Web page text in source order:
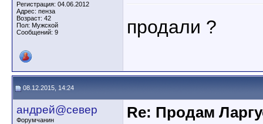
Регистрация: 04.06.2012
Адрес: пенза
Возраст: 42
Пол: Мужской
Сообщений: 9
продали ?
08.12.2015, 14:24
андрей@север
Форумчанин Re: Продам